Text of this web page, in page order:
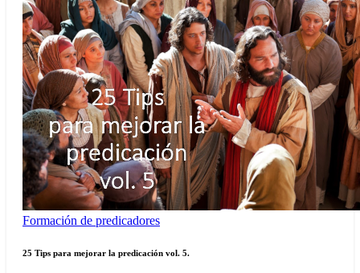
Formación de predicadores
25 Tips para mejorar la predicación vol. 5.